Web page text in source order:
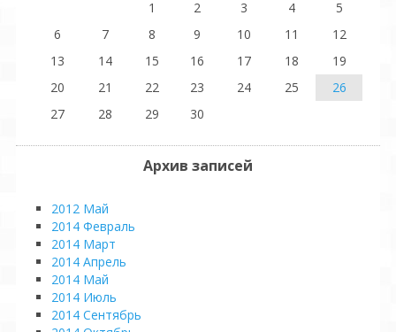
1 2 3 4
5
6
7 8 9 10 11
12
13
14 15 16 17 18
19
20
21 22 23 24 25
26
27
28 29 30
Архив записей
2012 Май
2014 Февраль
2014 Март
2014 Апрель
2014 Май
2014 Июль
2014 Сентябрь